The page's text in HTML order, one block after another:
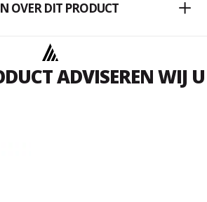
OVER DIT PRODUCT
ADVISEREN WIJ U